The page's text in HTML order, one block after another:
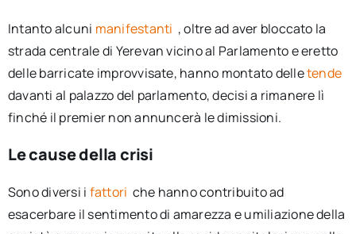
Intanto alcuni manifestanti , oltre ad aver bloccato la
strada centrale di Yerevan vicino al Parlamento e eretto
delle barricate improvvisate, hanno montato delletende
davanti al palazzo del parlamento, decisi a rimanere lì
finché il premier non annuncerà le dimissioni.
Le cause della crisi
Sono diversi i fattori che hanno contribuito ad
esacerbare il sentimento di amarezza e umiliazione della